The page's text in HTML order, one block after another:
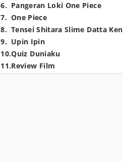
6. Pangeran Loki One Piece
7. One Piece
8. Tensei Shitara Slime Datta Ken
9. Upin Ipin
10.Quiz Duniaku
11.Review Film